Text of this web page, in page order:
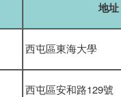
地址
西屯區東海大學
西屯區安和路129號